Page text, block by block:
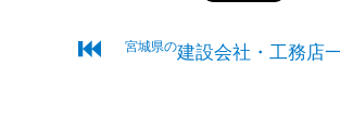
⏮ 宮城県の建設会社・工務店